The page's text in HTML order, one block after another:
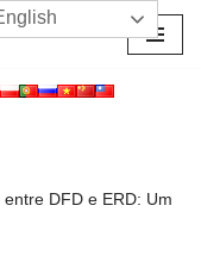
DFD e ERD: Um